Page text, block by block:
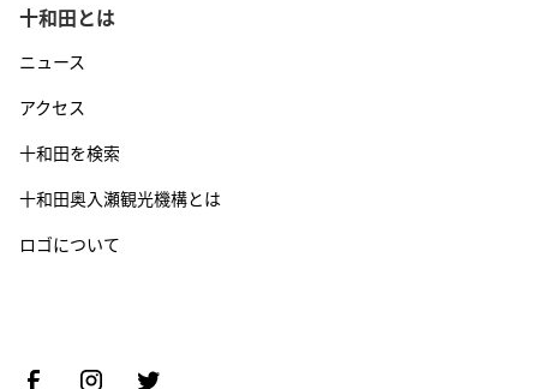
十和田とは
ニュース
アクセス
十和田を検索
十和田奥入瀬観光機構とは
ロゴについて